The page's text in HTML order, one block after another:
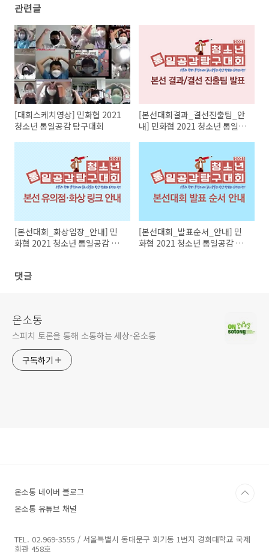
관련글
[대회스케치영상] 민화협 2021
청소년 통일공감 탐구대회
[본선대회결과_결선진출팀_안
내] 민화협 2021 청소년 통일공
[본선대회_화상입장_안내] 민
화협 2021 청소년 통일공감 탐
[본선대회_발표순서_안내] 민
화협 2021 청소년 통일공감 탐
댓글
온소통
스피치 토론을 통해 소통하는 세상-온소통
구독하기
온소통 네이버 블로그
온소통 유튜브 채널
TEL. 02.969-3555 / 서울특별시 동대문구 회기동 1번지 경희대학교 국제
회관 458호